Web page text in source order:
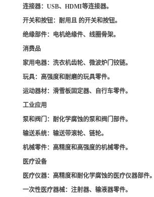
连接器：USB、HDMI等连接器。
开关和按钮：耐用且 的开关和按钮。
绝缘部件：电机绝缘件、线圈骨架。
消费品
家用电器：洗衣机齿轮、微波炉门铰链。
玩具：高强度和耐磨的玩具零件。
运动器材：滑雪板固定器、自行车零件。
工业应用
泵和阀门 ：耐化学腐蚀的泵和阀门部件。
输送系统：输送带滚轮、链轮。
机械零件：高精度和高强度的机械零件。
医疗设备
医疗仪器：高精度和耐化学腐蚀的医疗仪器部件。
一次性医疗器械：注射器、输液器零件。